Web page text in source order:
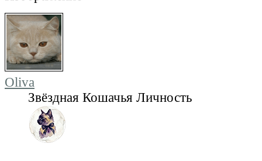
Oliva
Звёздная Кошачья Личность